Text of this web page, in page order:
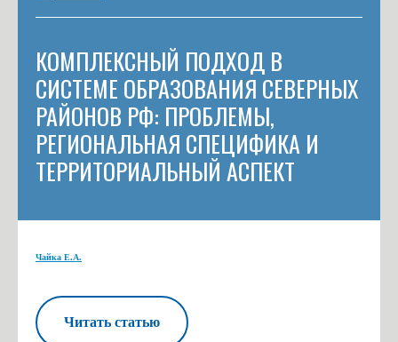
КОМПЛЕКСНЫЙ ПОДХОД В
СИСТЕМЕ ОБРАЗОВАНИЯ СЕВЕРНЫХ
РАЙОНОВ РФ: ПРОБЛЕМЫ,
РЕГИОНАЛЬНАЯ СПЕЦИФИКА И
ТЕРРИТОРИАЛЬНЫЙ АСПЕКТ
Чайка Е.А.
Читать статью